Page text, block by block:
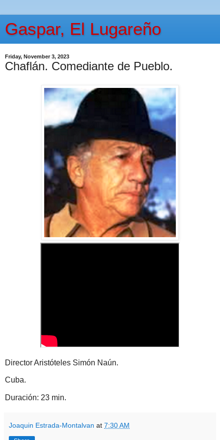
Gaspar, El Lugareño
Friday, November 3, 2023
Chaflán. Comediante de Pueblo.
Director Aristóteles Simón Naún.
Cuba.
Duración: 23 min.
Joaquin Estrada-Montalvan at 7:30 AM